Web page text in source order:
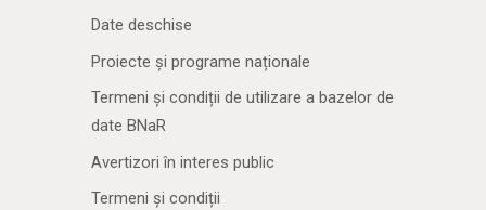
Date deschise
Proiecte și programe naționale
Termeni și condiții de utilizare a bazelor de
date BNaR
Avertizori în interes public
Termeni și condiții